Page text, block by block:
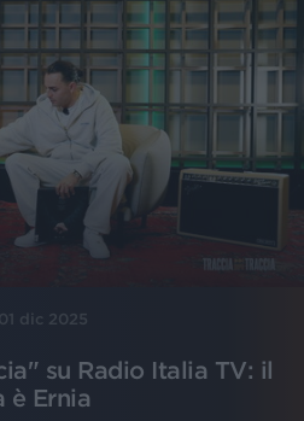
01 dic 2025
su Radio Italia TV: il
è Ernia